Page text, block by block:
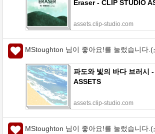
Eraser - CLIP STUDIO
assets.clip-studio.com
MStoughton 님이 좋아요!를 눌렀습니다.(
파도와 빛의 바다 브러시
ASSETS
assets.clip-studio.com
MStoughton 님이 좋아요!를 눌렀습니다.(